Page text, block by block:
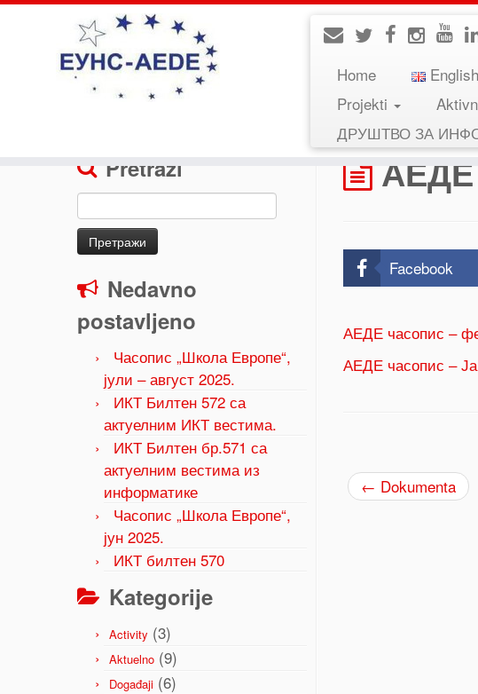
Home English
Projekti
ДРУШТВО ЗА
Pretraži
Претрага
за:
Nedavno
postavljeno
Часопис „Школа Европе“,
јули – август 2025.
ИКТ Билтен 572 са
актуелним ИКТ вестима.
ИКТ Билтен бр.571 са
актуелним вестима из
информатике
Часопис „Школа Европе“,
јун 2025.
ИКТ билтен 570
Kategorije
Activity (3)
Aktuelno (9)
Događaji (6)
АЕДЕ
Facebook
АЕДЕ часопис –
АЕДЕ часопис –
← Dokumenta